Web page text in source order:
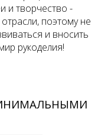
и творчество -
поэтому не
и вносить
рукоделия!